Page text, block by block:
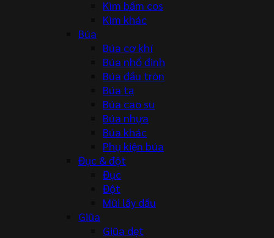
Kìm bấm cos
Kìm khác
Búa
Búa cơ khí
Búa nhổ đinh
Búa đầu tròn
Búa tạ
Búa cao su
Búa nhựa
Búa khác
Phụ kiện búa
Đục & đột
Đục
Đột
Mũi lấy dấu
Giũa
Giũa dẹt